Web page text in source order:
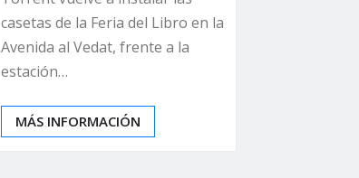
casetas de la Feria del Libro en la
Avenida al Vedat, frente a la
estación…
MÁS INFORMACIÓN